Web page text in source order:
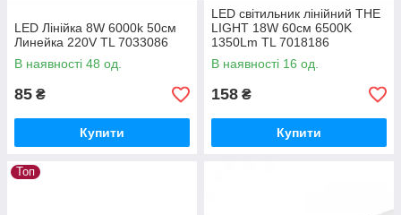
LED Лінійка 8W 6000k 50см
Линейка 220V TL 7033086
В наявності 48 од.
85 ₴
Купити
LED світильник лінійний THE
LIGHT 18W 60см 6500K
1350Lm TL 7018186
В наявності 16 од.
158 ₴
Купити
Топ